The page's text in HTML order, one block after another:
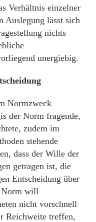
Verhältnis einzelner
Auslegung lässt sich
nichts
unergiebig.
Normzweck
der Norm fragende,
zudem im
stehende
dass der Wille der
getragen ist, die
Entscheidung über
Norm will
nicht vorschnell
Reichweite treffen,